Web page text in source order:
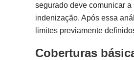
segurado deve comunicar
indenização. Após essa
limites previamente
Coberturas